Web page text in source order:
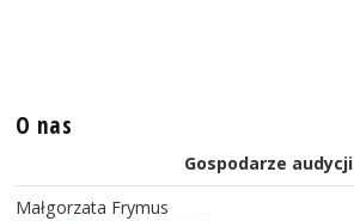
O nas
Gospodarze audycji
Małgorzata Frymus